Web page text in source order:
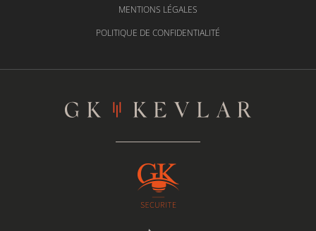
MENTIONS LÉGALES
POLITIQUE DE CONFIDENTIALITÉ